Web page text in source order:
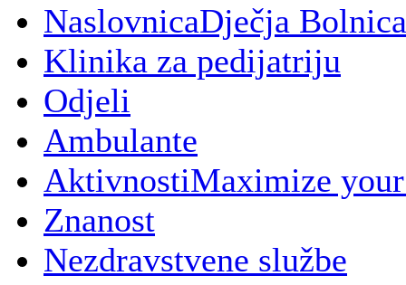
NaslovnicaDječja
Klinika za pedijatriju
Odjeli
Ambulante
AktivnostiMaximize
Znanost
Nezdravstvene službe